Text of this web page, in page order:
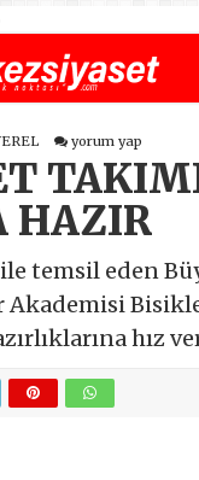
yorum yap
HAZIR
temsil eden
hız